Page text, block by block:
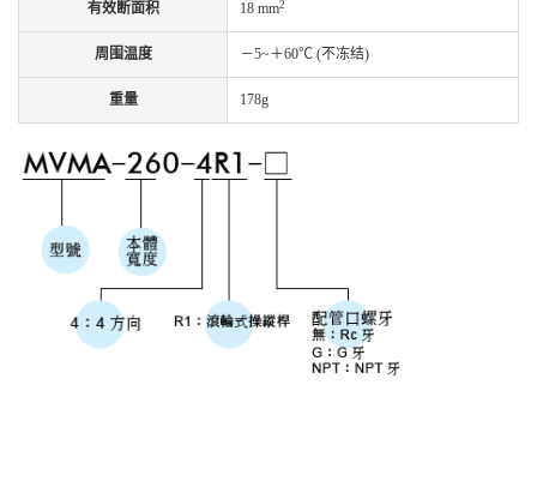
有效断面积 18 mm2
周围温度 －5~＋60℃ (不冻结)
重量 178g